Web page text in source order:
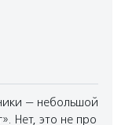
— небольшой
Нет, это не про